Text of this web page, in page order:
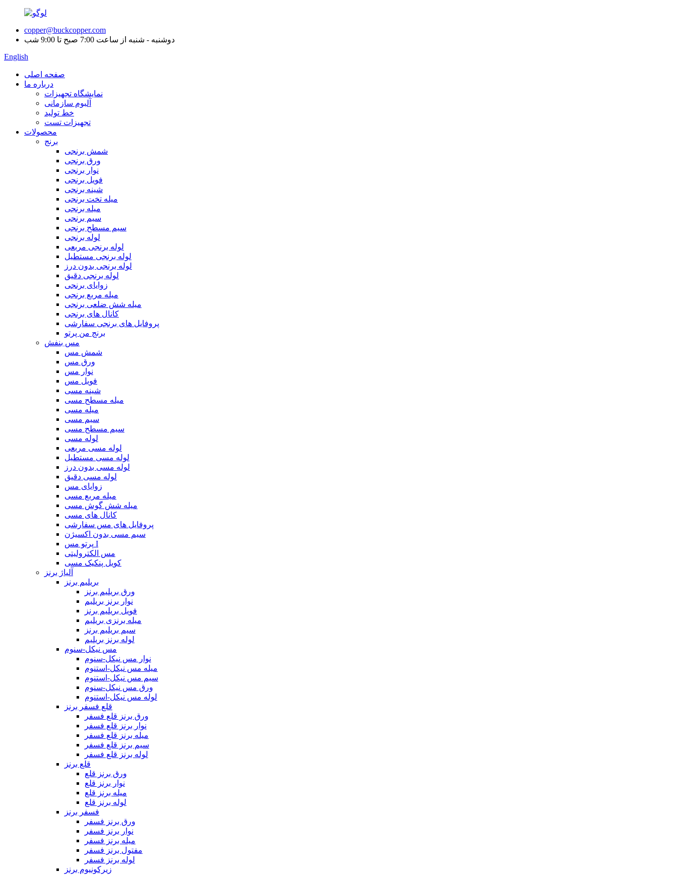
copper@buckcopper.com
دوشنبه - شنبه از ساعت 7:00 صبح تا 9:00 شب
English
صفحه اصلی
درباره ما
نمایشگاه تجهیزات
آلبوم سازمانی
خط تولید
تجهیزات تست
محصولات
برنج
شمش برنجی
ورق برنجی
نوار برنجی
فویل برنجی
شینه برنجی
میله تخت برنجی
میله برنجی
سیم برنجی
سیم مسطح برنجی
لوله برنجی
لوله برنجی مربعی
لوله برنجی مستطیل
لوله برنجی بدون درز
لوله برنجی دقیق
زوایای برنجی
میله مربع برنجی
میله شش ضلعی برنجی
کانال های برنجی
پروفایل های برنجی سفارشی
برنج من پرتو
مس بنفش
شمش مس
ورق مس
نوار مس
فویل مس
شینه مسی
میله مسطح مسی
میله مسی
سیم مسی
سیم مسطح مسی
لوله مسی
لوله مسی مربعی
لوله مسی مستطیل
لوله مسی بدون درز
لوله مسی دقیق
زوایای مس
میله مربع مسی
میله شش گوش مسی
کانال های مسی
پروفایل های مس سفارشی
سیم مسی بدون اکسیژن
پرتو مس I
مس الکترولیتی
کویل پنکیک مسی
آلیاژ برنز
بریلیم برنز
ورق بریلیم برنز
نوار برنز بریلیم
فویل بریلیم برنز
میله برنزی بریلیم
سیم بریلیم برنز
لوله برنز بریلیم
مس نیکل-سنوم
نوار مس نیکل-سنوم
میله مس نیکل-استنوم
سیم مس نیکل-استنوم
ورق مس نیکل-سنوم
لوله مس نیکل-استنوم
قلع فسفر برنز
ورق برنز قلع فسفر
نوار برنز قلع فسفر
میله برنز قلع فسفر
سیم برنز قلع فسفر
لوله برنز قلع فسفر
قلع برنز
ورق برنز قلع
نوار برنز قلع
میله برنز قلع
لوله برنز قلع
فسفر برنز
ورق برنز فسفر
نوار برنز فسفر
میله برنز فسفر
مفتول برنز فسفر
لوله برنز فسفر
زیرکونیوم برنز